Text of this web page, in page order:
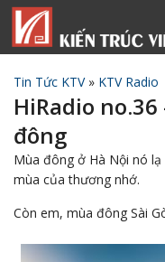
Tin Tức KTV» KTV Radio
HiRadio
đông
Mùa đông ở Hà Nội nó
mùa của thương nhớ.
Còn em, mùa đông Sài